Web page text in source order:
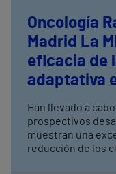
Oncología
Madrid La
eficacia de
adaptativa
próstata
Han llevado a
prospectivos
muestran una
reducción de los